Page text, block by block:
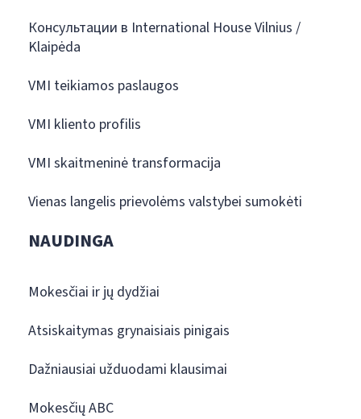
Консультации в International House Vilnius /
Klaipėda
VMI teikiamos paslaugos
VMI kliento profilis
VMI skaitmeninė transformacija
Vienas langelis prievolėms valstybei sumokėti
NAUDINGA
Mokesčiai ir jų dydžiai
Atsiskaitymas grynaisiais pinigais
Dažniausiai užduodami klausimai
Mokesčių ABC